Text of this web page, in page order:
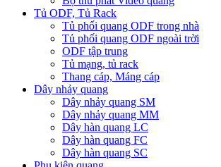
Tủ ODF, Tủ Rack
Tủ phối quang ODF trong nhà
Tủ phối quang ODF ngoài trời
ODF tập trung
Tủ mạng, tủ rack
Thang cáp, Máng cáp
Dây nhảy quang
Dây nhảy quang SM
Dây nhảy quang MM
Dây hàn quang LC
Dây hàn quang FC
Dây hàn quang SC